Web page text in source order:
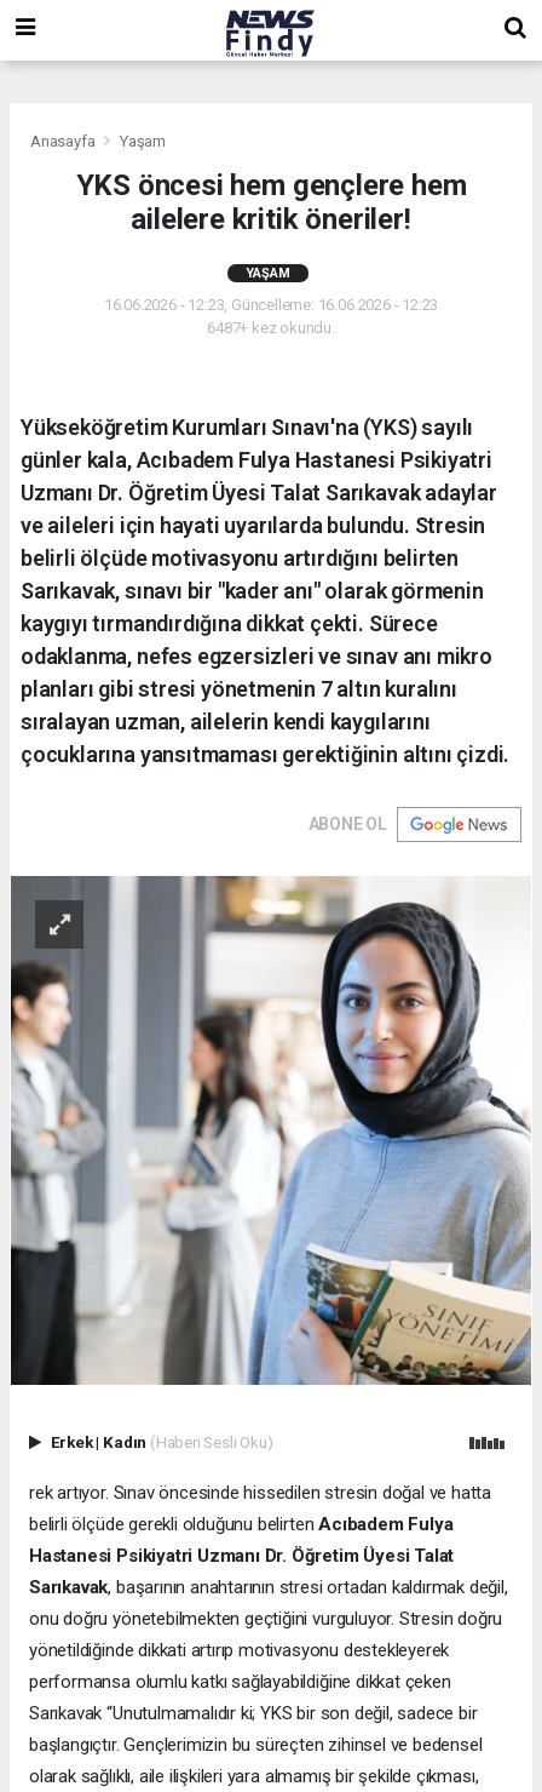
Anasayfa Yaşam
YKS öncesi hem gençlere hem
ailelere kritik öneriler!
YAŞAM
16.06.2026 - 12:23, Güncelleme: 16.06.2026 - 12:23
6487+ kez okundu.
Yükseköğretim Kurumları Sınavı'na (YKS) sayılı
günler kala, Acıbadem Fulya Hastanesi Psikiyatri
Uzmanı Dr. Öğretim Üyesi Talat Sarıkavak adaylar
ve aileleri için hayati uyarılarda bulundu. Stresin
belirli ölçüde motivasyonu artırdığını belirten
Sarıkavak, sınavı bir "kader anı" olarak görmenin
kaygıyı tırmandırdığına dikkat çekti. Sürece
odaklanma, nefes egzersizleri ve sınav anı mikro
planları gibi stresi yönetmenin 7 altın kuralını
sıralayan uzman, ailelerin kendi kaygılarını
çocuklarına yansıtmaması gerektiğinin altını çizdi.
ABONE OL
Erkek| Kadın (Haberi Sesli Oku)
rek artıyor. Sınav öncesinde hissedilen stresin doğal ve hatta
belirli ölçüde gerekli olduğunu belirtenAcıbadem Fulya
Hastanesi Psikiyatri Uzmanı Dr. Öğretim Üyesi Talat
Sarıkavak, başarının anahtarının stresi ortadan kaldırmak değil,
onu doğru yönetebilmekten geçtiğini vurguluyor. Stresin doğru
yönetildiğinde dikkati artırıp motivasyonu destekleyerek
performansa olumlu katkı sağlayabildiğine dikkat çeken
Sarıkavak “Unutulmamalıdır ki; YKS bir son değil, sadece bir
başlangıçtır. Gençlerimizin bu süreçten zihinsel ve bedensel
olarak sağlıklı, aile ilişkileri yara almamış bir şekilde çıkması,